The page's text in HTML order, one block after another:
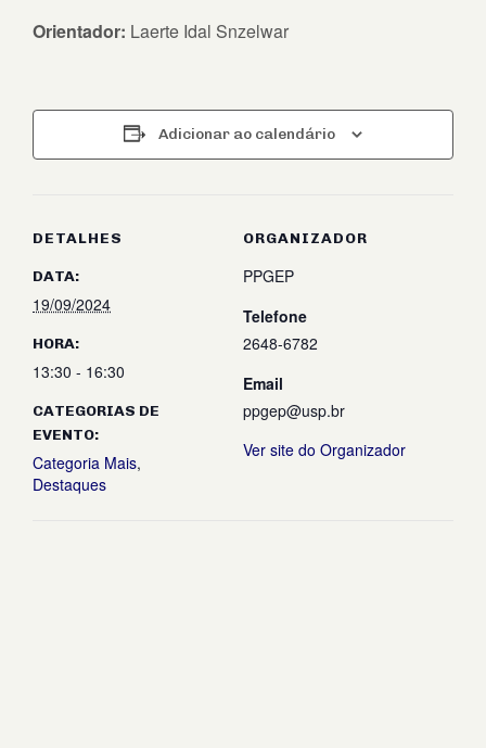
Orientador: Laerte Idal Snzelwar
Adicionar ao calendário
DETALHES
DATA:
19/09/2024
HORA:
13:30 - 16:30
CATEGORIAS DE
EVENTO:
Categoria Mais,
Destaques
ORGANIZADOR
PPGEP
Telefone
2648-6782
Email
ppgep@usp.br
Ver site do Organizador